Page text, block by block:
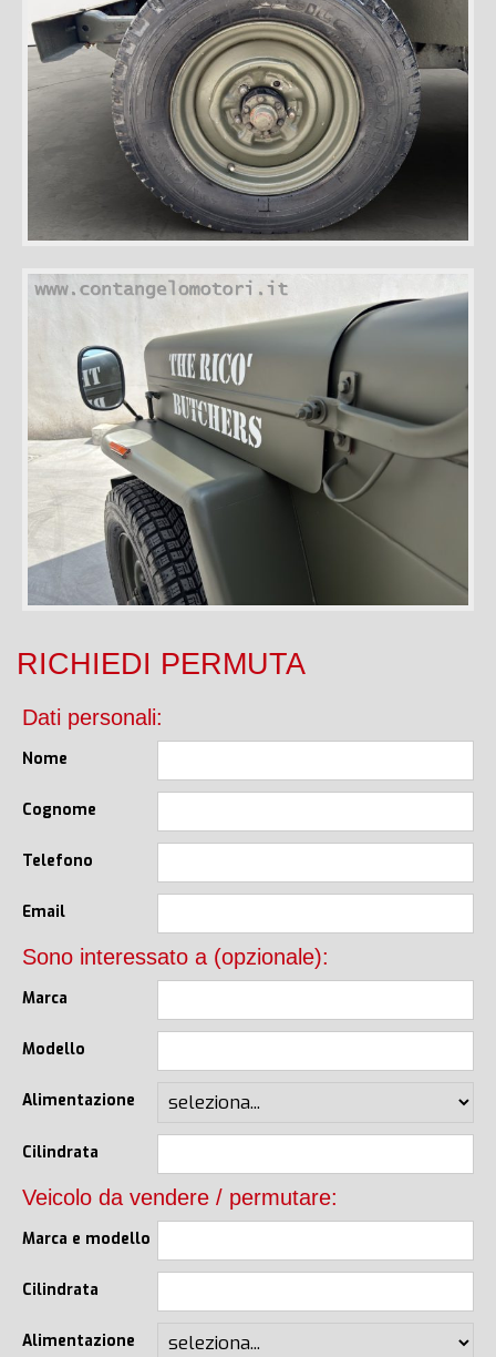
RICHIEDI PERMUTA
Dati personali:
Nome
Cognome
Telefono
Email
Sono interessato a (opzionale):
Marca
Modello
Alimentazione
Cilindrata
Veicolo da vendere / permutare:
Marca e modello
Cilindrata
Alimentazione